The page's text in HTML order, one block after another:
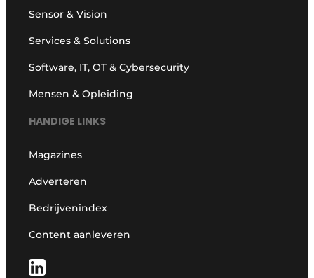
Sensor & Vision
Services & Solutions
Software, IT, OT & Cybersecurity
Mensen & Opleiding
HANDIGE LINKS
Magazines
Adverteren
Bedrijvenindex
Content aanleveren